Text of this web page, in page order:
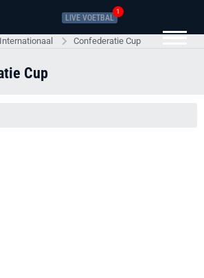
LIVE VOETBAL
1
Internationaal Confederatie Cup
Cup